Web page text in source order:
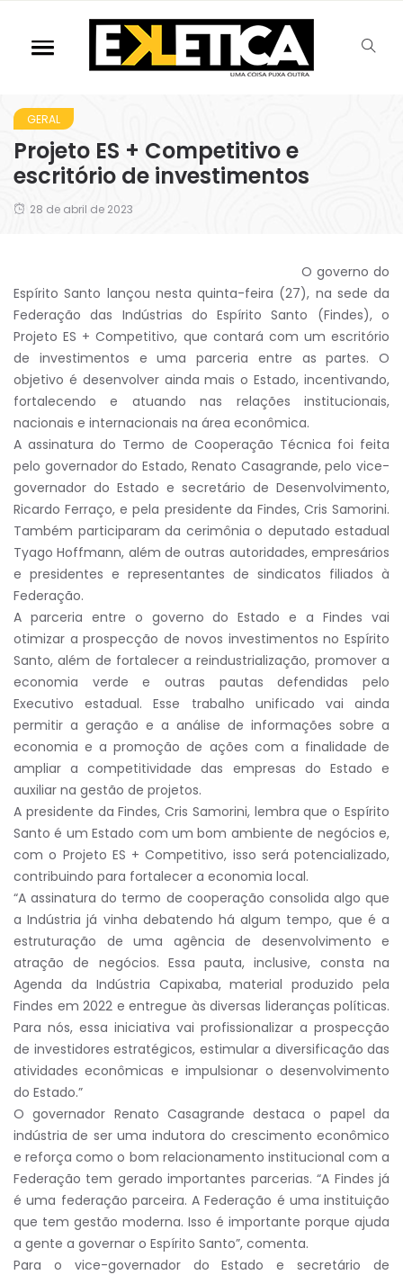
GERAL
Projeto ES + Competitivo e
escritório de investimentos
28 de abril de 2023
O governo do
Espírito Santo lançou nesta quinta-feira (27), na sede da
Federação das Indústrias do Espírito Santo (Findes), o
Projeto ES + Competitivo, que contará com um escritório
de investimentos e uma parceria entre as partes. O
objetivo é desenvolver ainda mais o Estado, incentivando,
fortalecendo e atuando nas relações institucionais,
nacionais e internacionais na área econômica.
A assinatura do Termo de Cooperação Técnica foi feita
pelo governador do Estado, Renato Casagrande, pelo vice-
governador do Estado e secretário de Desenvolvimento,
Ricardo Ferraço, e pela presidente da Findes, Cris Samorini.
Também participaram da cerimônia o deputado estadual
Tyago Hoffmann, além de outras autoridades, empresários
e presidentes e representantes de sindicatos filiados à
Federação.
A parceria entre o governo do Estado e a Findes vai
otimizar a prospecção de novos investimentos no Espírito
Santo, além de fortalecer a reindustrialização, promover a
economia verde e outras pautas defendidas pelo
Executivo estadual. Esse trabalho unificado vai ainda
permitir a geração e a análise de informações sobre a
economia e a promoção de ações com a finalidade de
ampliar a competitividade das empresas do Estado e
auxiliar na gestão de projetos.
A presidente da Findes, Cris Samorini, lembra que o Espírito
Santo é um Estado com um bom ambiente de negócios e,
com o Projeto ES + Competitivo, isso será potencializado,
contribuindo para fortalecer a economia local.
“A assinatura do termo de cooperação consolida algo que
a Indústria já vinha debatendo há algum tempo, que é a
estruturação de uma agência de desenvolvimento e
atração de negócios. Essa pauta, inclusive, consta na
Agenda da Indústria Capixaba, material produzido pela
Findes em 2022 e entregue às diversas lideranças políticas.
Para nós, essa iniciativa vai profissionalizar a prospecção
de investidores estratégicos, estimular a diversificação das
atividades econômicas e impulsionar o desenvolvimento
do Estado.”
O governador Renato Casagrande destaca o papel da
indústria de ser uma indutora do crescimento econômico
e reforça como o bom relacionamento institucional com a
Federação tem gerado importantes parcerias. “A Findes já
é uma federação parceira. A Federação é uma instituição
que tem gestão moderna. Isso é importante porque ajuda
a gente a governar o Espírito Santo”, comenta.
Para o vice-governador do Estado e secretário de